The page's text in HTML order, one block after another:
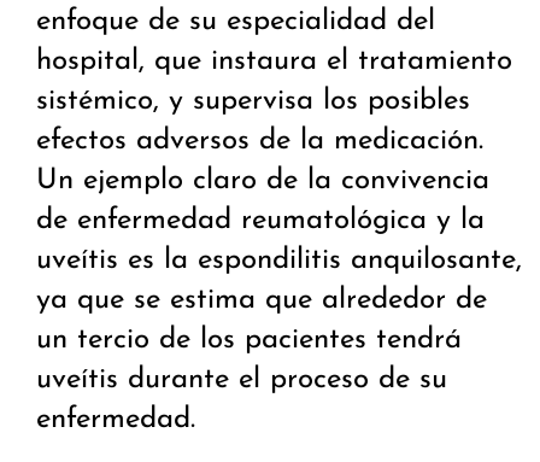
enfoque de su especialidad del
hospital, que instaura el tratamiento
sistémico, y supervisa los posibles
efectos adversos de la medicación.
Un ejemplo claro de la convivencia
de enfermedad reumatológica y la
uveítis es la espondilitis anquilosante,
ya que se estima que alrededor de
un tercio de los pacientes tendrá
uveítis durante el proceso de su
enfermedad.